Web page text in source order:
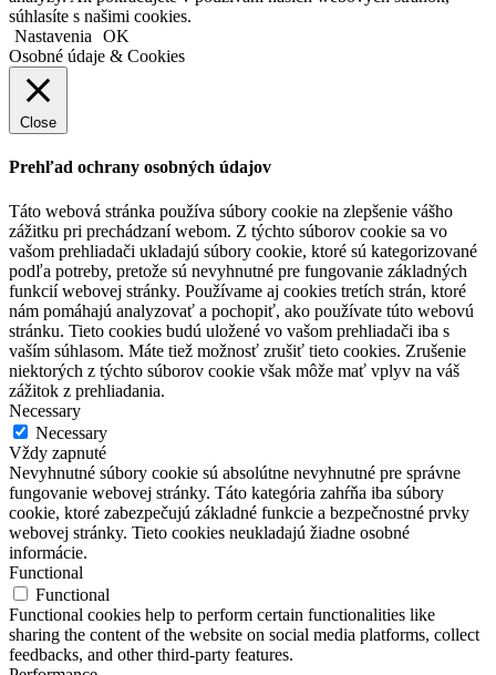
súhlasíte s našimi cookies.
Nastavenia
OK
Osobné údaje & Cookies
Close
Prehľad ochrany osobných údajov
Táto webová stránka používa súbory cookie na zlepšenie vášho
zážitku pri prechádzaní webom. Z týchto súborov cookie sa vo
vašom prehliadači ukladajú súbory cookie, ktoré sú kategorizované
podľa potreby, pretože sú nevyhnutné pre fungovanie základných
funkcií webovej stránky. Používame aj cookies tretích strán, ktoré
nám pomáhajú analyzovať a pochopiť, ako používate túto webovú
stránku. Tieto cookies budú uložené vo vašom prehliadači iba s
vaším súhlasom. Máte tiež možnosť zrušiť tieto cookies. Zrušenie
niektorých z týchto súborov cookie však môže mať vplyv na váš
zážitok z prehliadania.
Necessary
Necessary
Vždy zapnuté
Nevyhnutné súbory cookie sú absolútne nevyhnutné pre správne
fungovanie webovej stránky. Táto kategória zahŕňa iba súbory
cookie, ktoré zabezpečujú základné funkcie a bezpečnostné prvky
webovej stránky. Tieto cookies neukladajú žiadne osobné
informácie.
Functional
Functional
Functional cookies help to perform certain functionalities like
sharing the content of the website on social media platforms, collect
feedbacks, and other third-party features.